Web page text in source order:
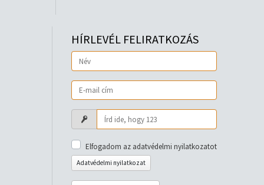
HÍRLEVÉL FELIRATKOZÁS
Elfogadom az adatvédelmi nyilatkozatot
Adatvédelmi nyilatkozat